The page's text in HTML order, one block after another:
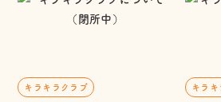
キラキラクラブ キラ